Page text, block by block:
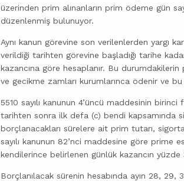
üzerinden prim alınanların prim ödeme gün
düzenlenmiş bulunuyor.
Aynı kanun görevine son verilenlerden yargı
verildiği tarihten görevine başladığı tarihe
kazancına göre hesaplanır. Bu
ve gecikme zamları kurumlarınca ödenir ve bu
5510 sayılı kanunun 4’üncü maddesinin
tarihten sonra ilk defa (c) bendi kapsamında
borçlanacakları sürelere ait prim tutarı,
sayılı kanunun 82’nci maddesine göre prime
kendilerince belirlenen günlük kazancın yüzde
Borçlanılacak sürenin hesabında ayın 28, 29,